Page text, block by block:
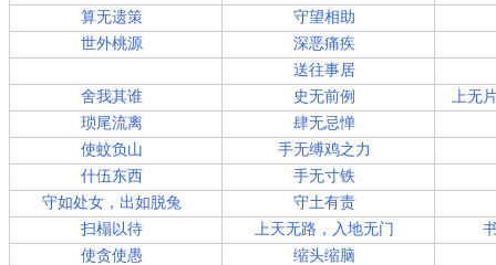
算无遗策
守望相助
世外桃源
深恶痛疾
送往事居
舍我其谁
史无前例
上无
琐尾流离
肆无忌惮
使蚊负山
手无缚鸡之力
什伍东西
手无寸铁
守如处女，出如脱兔
守土有责
扫榻以待
上天无路，入地无门
使贪使愚
缩头缩脑